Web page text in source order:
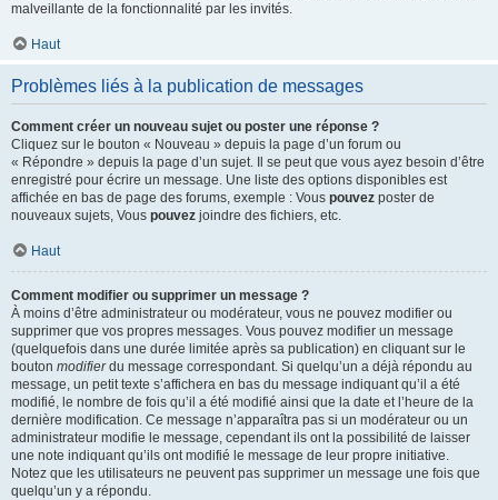
malveillante de la fonctionnalité par les invités.
Haut
Problèmes liés à la publication de messages
Comment créer un nouveau sujet ou poster une réponse ?
Cliquez sur le bouton « Nouveau » depuis la page d’un forum ou
« Répondre » depuis la page d’un sujet. Il se peut que vous ayez besoin d’être
enregistré pour écrire un message. Une liste des options disponibles est
affichée en bas de page des forums, exemple : Vous pouvez poster de
nouveaux sujets, Vous pouvez joindre des fichiers, etc.
Haut
Comment modifier ou supprimer un message ?
À moins d’être administrateur ou modérateur, vous ne pouvez modifier ou
supprimer que vos propres messages. Vous pouvez modifier un message
(quelquefois dans une durée limitée après sa publication) en cliquant sur le
bouton modifierdu message correspondant. Si quelqu’un a déjà répondu au
message, un petit texte s’affichera en bas du message indiquant qu’il a été
modifié, le nombre de fois qu’il a été modifié ainsi que la date et l’heure de la
dernière modification. Ce message n’apparaîtra pas si un modérateur ou un
administrateur modifie le message, cependant ils ont la possibilité de laisser
une note indiquant qu’ils ont modifié le message de leur propre initiative.
Notez que les utilisateurs ne peuvent pas supprimer un message une fois que
quelqu’un y a répondu.